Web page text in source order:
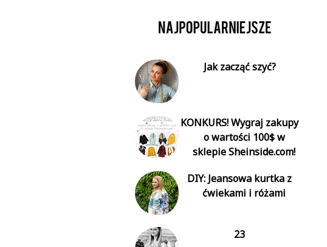
Jak zacząć szyć?
KONKURS! Wygraj zakupy
o wartości 100$ w
sklepie Sheinside.com!
DIY: Jeansowa kurtka z
ćwiekami i różami
23